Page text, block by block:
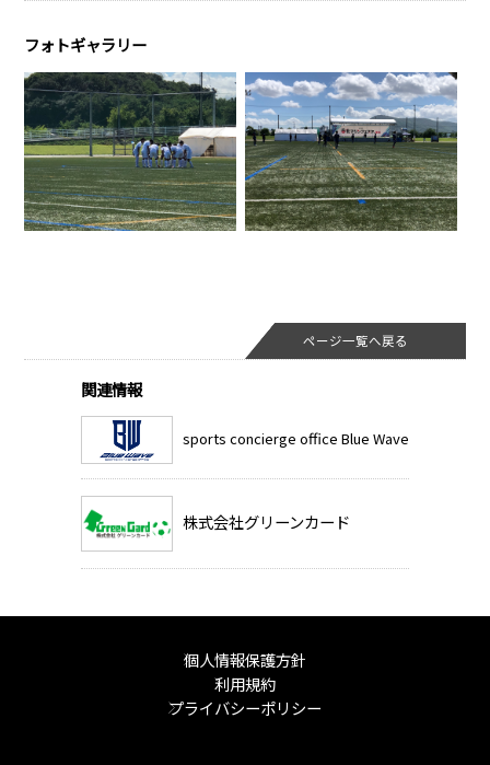
フォトギャラリー
ページ一覧へ戻る
関連情報
sports concierge office Blue Wave
株式会社グリーンカード
個人情報保護方針
利用規約
プライバシーポリシー